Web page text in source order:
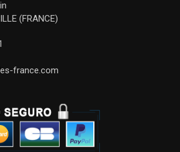
(FRANCE)
france.com